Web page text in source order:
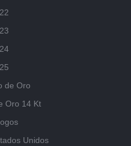
de Oro
Oro 14 Kt
Unidos